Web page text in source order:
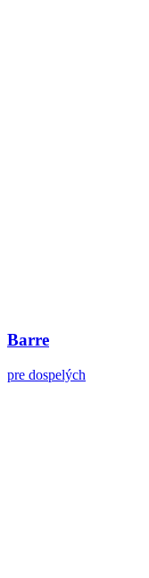
Barre
pre dospelých